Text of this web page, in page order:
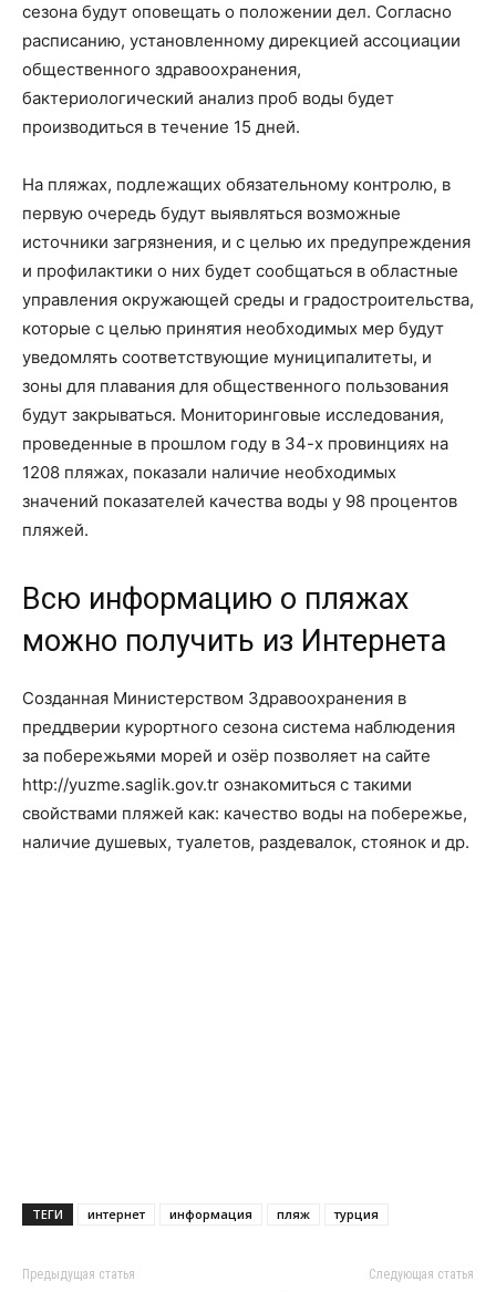
сезона будут оповещать о положении дел. Согласно
расписанию, установленному дирекцией ассоциации
общественного здравоохранения,
бактериологический анализ проб воды будет
производиться в течение 15 дней.
На пляжах, подлежащих обязательному контролю, в
первую очередь будут выявляться возможные
источники загрязнения, и с целью их предупреждения
и профилактики о них будет сообщаться в областные
управления окружающей среды и градостроительства,
которые с целью принятия необходимых мер будут
уведомлять соответствующие муниципалитеты, и
зоны для плавания для общественного пользования
будут закрываться. Мониторинговые исследования,
проведенные в прошлом году в 34-х провинциях на
1208 пляжах, показали наличие необходимых
значений показателей качества воды у 98 процентов
пляжей.
Всю информацию о пляжах
можно получить из Интернета
Созданная Министерством Здравоохранения в
преддверии курортного сезона система наблюдения
за побережьями морей и озёр позволяет на сайте
http://yuzme.saglik.gov.tr ознакомиться с такими
свойствами пляжей как: качество воды на побережье,
наличие душевых, туалетов, раздевалок, стоянок и др.
ТЕГИ интернет информация пляж турция
Предыдущая статья Следующая статья